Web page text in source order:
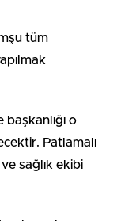
tüm
başkanlığı o
Patlamalı
sağlık ekibi